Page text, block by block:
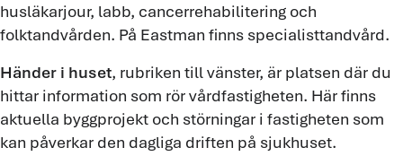
husläkarjour, labb, cancerrehabilitering och
folktandvården. På Eastman finns specialisttandvård.
Händer i huset, rubriken till vänster, är platsen där du
hittar information som rör vårdfastigheten. Här finns
aktuella byggprojekt och störningar i fastigheten som
kan påverkar den dagliga driften på sjukhuset.